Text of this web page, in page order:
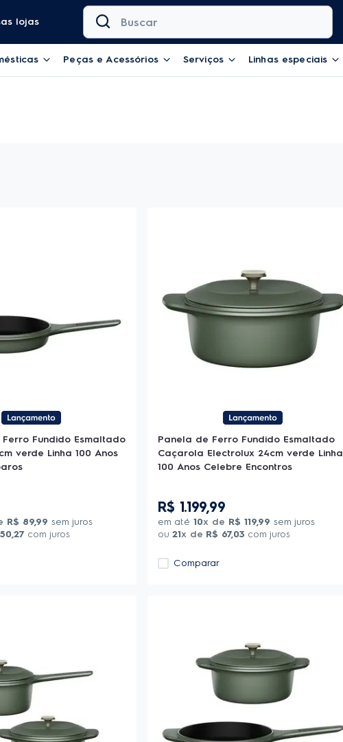
lojas
Buscar
Peças e Acessórios Serviços Linhas especiais
Fundido Esmaltado
verde Linha 100 Anos
R$ 89,99 sem juros
50,27 com juros
Panela de Ferro Fundido Esmaltado
Caçarola Electrolux 24cm verde Linha
100 Anos Celebre Encontros
R$ 1.199,99
em até 10x de R$ 119,99 sem juros
ou 21x de R$ 67,03 com juros
Comparar